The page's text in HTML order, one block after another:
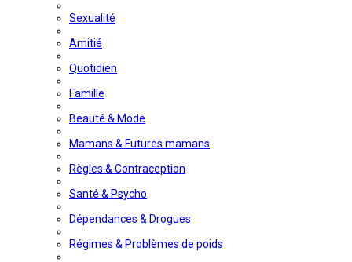
Sexualité
Amitié
Quotidien
Famille
Beauté & Mode
Mamans & Futures mamans
Règles & Contraception
Santé & Psycho
Dépendances & Drogues
Régimes & Problèmes de poids